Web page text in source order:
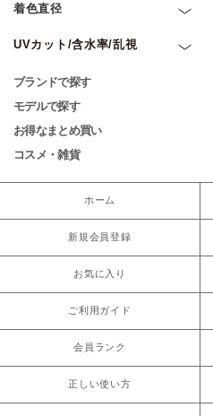
着色直径
UVカット/含水率/乱視
ブランドで探す
モデルで探す
お得なまとめ買い
コスメ・雑貨
ホーム
新規会員登録
お気に入り
ご利用ガイド
会員ランク
正しい使い方